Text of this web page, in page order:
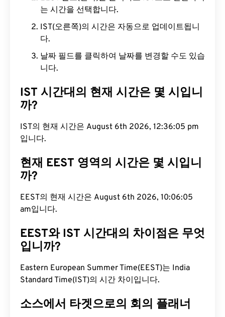
는 시간을 선택합니다.
IST(오른쪽)의 시간은 자동으로 업데이트됩니
다.
날짜 필드를 클릭하여 날짜를 변경할 수도 있습
니다.
IST 시간대의 현재 시간은 몇 시입니
까?
IST의 현재 시간은 August 6th 2026, 12:36:06 pm
입니다.
현재 EEST 영역의 시간은 몇 시입니
까?
EEST의 현재 시간은 August 6th 2026, 10:06:06
am입니다.
EEST와 IST 시간대의 차이점은 무엇
입니까?
Eastern European Summer Time(EEST)는 India
Standard Time(IST)의 시간 차이입니다.
소스에서 타겟으로의 회의 플래너